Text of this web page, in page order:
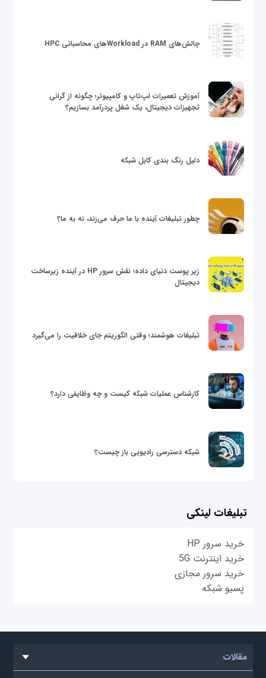
چالش‌های RAM در Workloadهای محاسباتی HPC
آموزش تعمیرات لپ‌تاپ و کامپیوتر؛ چگونه از گرانی
تجهیزات دیجیتال، یک شغل پردرآمد بسازیم؟
دلیل رنگ بندی کابل شبکه
چطور تبلیغات آینده با ما حرف می‌زند، نه به ما؟
زیر پوست دنیای داده؛ نقش سرور HP در آینده زیرساخت
دیجیتال
تبلیغات هوشمند؛ وقتی الگوریتم جای خلاقیت را می‌گیرد
کارشناس عملیات شبکه کیست و چه وظایفی دارد؟
شبکه دسترسی رادیویی باز چیست؟
تبلیغات لینکی
خرید سرور HP
خرید اینترنت 5G
خرید سرور مجازی
پسیو شبکه
مقالات